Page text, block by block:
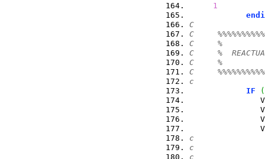
1
C
C
C     %
C     %
C     %
C
c
IF
(
c               IF
c
c